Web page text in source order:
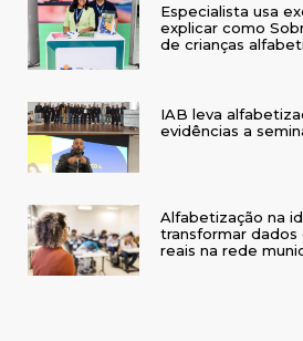
Especialista usa
explicar como
de crianças
IAB leva
evidências a
Alfabetização na
transformar dados
reais na rede